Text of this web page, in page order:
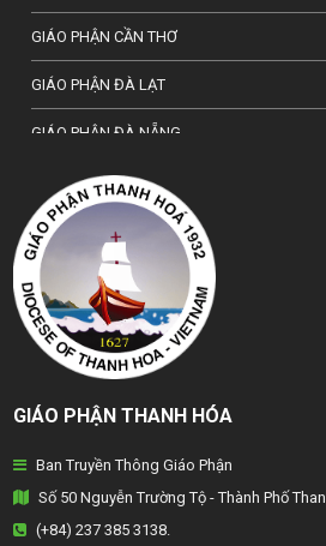
GIÁO PHẬN CẦN THƠ
GIÁO PHẬN ĐÀ LẠT
GIÁO PHẬN ĐÀ NẴNG
TỔNG GIÁO PHẬN HÀ NỘI
GIÁO PHẬN HẢI PHÒNG
TỔNG GIÁO PHẬN HUẾ
GIÁO PHẬN HƯNG HOÁ
GIÁO PHẬN KON TUM
GIÁO PHẬN LẠNG SƠN
GIÁO PHẬN LONG XUYÊN
GIÁO PHẬN THANH HÓA
Ban Truyền Thông Giáo Phận
Số 50 Nguyễn Trường Tộ - Thành Phố
(+84) 237 385 3138.